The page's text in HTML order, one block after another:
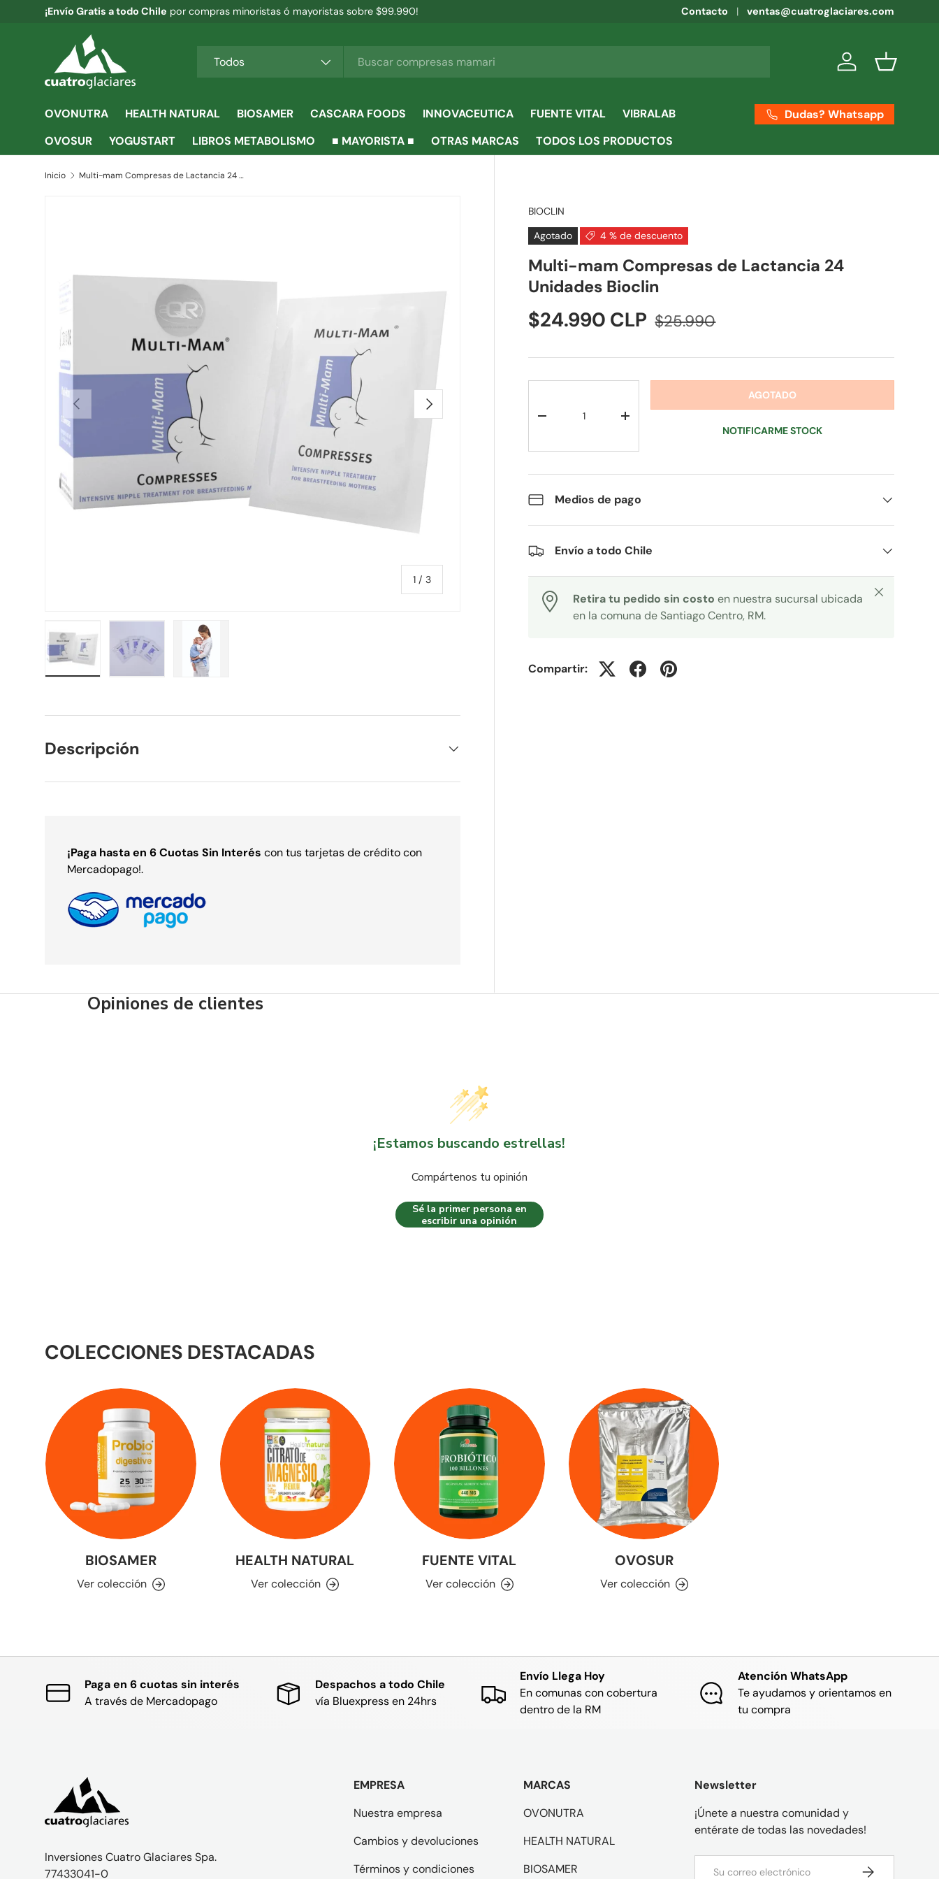
¡Envío Gratis a todo Chile por compras minoristas ó mayoristas sobre $99.990! Contacto ventas@cuatroglaciares.com
Todos Iniciar sesión
Cesta
OVONUTRA HEALTH NATURAL BIOSAMER CASCARA FOODS INNOVACEUTICA FUENTE VITAL
VIBRALAB
OVOSUR
YOGUSTART LIBROS METABOLISMO ■ MAYORISTA ■ OTRAS MARCAS TODOS LOS PRODUCTOS
Dudas? Whatsapp
Inicio Multi-mam Compresas de Lactancia 24 Unidades Bioclin
ANTERIOR
1 /de
3
SIGUIENTE
BIOCLIN
Agotado
4 % de descuento
Multi-mam Compresas de Lactancia 24
Unidades Bioclin
$24.990 CLP $25.990
- +
AGOTADO
NOTIFICARME STOCK
Medios de pago
Envío a todo Chile
Retira tu pedido sin costoen nuestra sucursal ubicada
en la comuna de Santiago Centro, RM.
Cerrar
Compartir:
Descripción
¡Paga hasta en 6 Cuotas Sin Interés con tus tarjetas de crédito con
Mercadopago!.
Opiniones de clientes
¡Estamos buscando estrellas!
Compártenos tu opinión
Sé la primer persona en
escribir una opinión
COLECCIONES DESTACADAS
BIOSAMER
Ver colección
HEALTH NATURAL
Ver colección
FUENTE VITAL
Ver colección
OVOSUR
Ver colección
Paga en 6 cuotas sin interés
A través de Mercadopago
Despachos a todo Chile
vía Bluexpress en 24hrs
Envío Llega Hoy
En comunas con cobertura
dentro de la RM
Atención WhatsApp
Te ayudamos y orientamos en
tu compra
Inversiones Cuatro Glaciares Spa.
77433041-0
EMPRESA
Nuestra empresa
Cambios y devoluciones
Términos y condiciones
MARCAS
OVONUTRA
HEALTH NATURAL
BIOSAMER
Newsletter
¡Únete a nuestra comunidad y
entérate de todas las novedades!
SUSCRIBIRSE